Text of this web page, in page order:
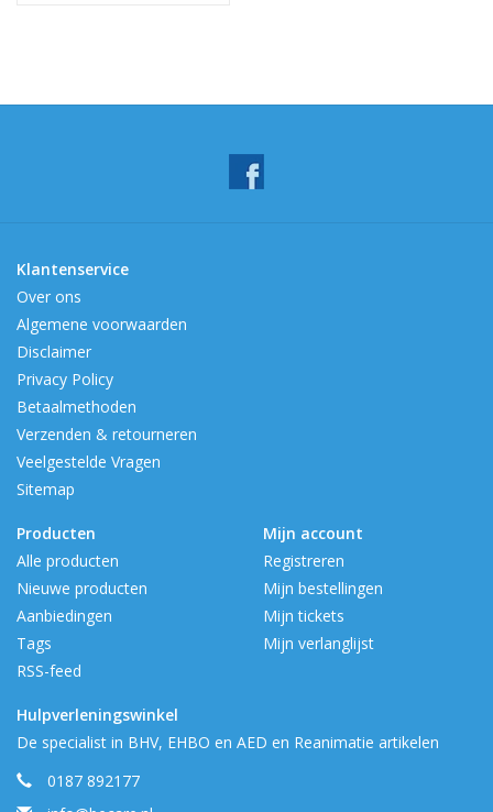
Klantenservice
Over ons
Algemene voorwaarden
Disclaimer
Privacy Policy
Betaalmethoden
Verzenden & retourneren
Veelgestelde Vragen
Sitemap
Producten
Alle producten
Nieuwe producten
Aanbiedingen
Tags
RSS-feed
Mijn account
Registreren
Mijn bestellingen
Mijn tickets
Mijn verlanglijst
Hulpverleningswinkel
De specialist in BHV, EHBO en AED en Reanimatie artikelen
0187 892177